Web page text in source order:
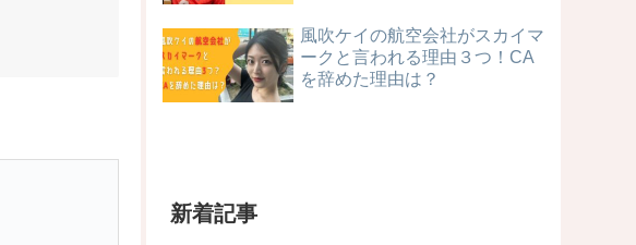
風吹ケイの航空会社がスカイマ
ークと言われる理由３つ！CA
を辞めた理由は？
新着記事